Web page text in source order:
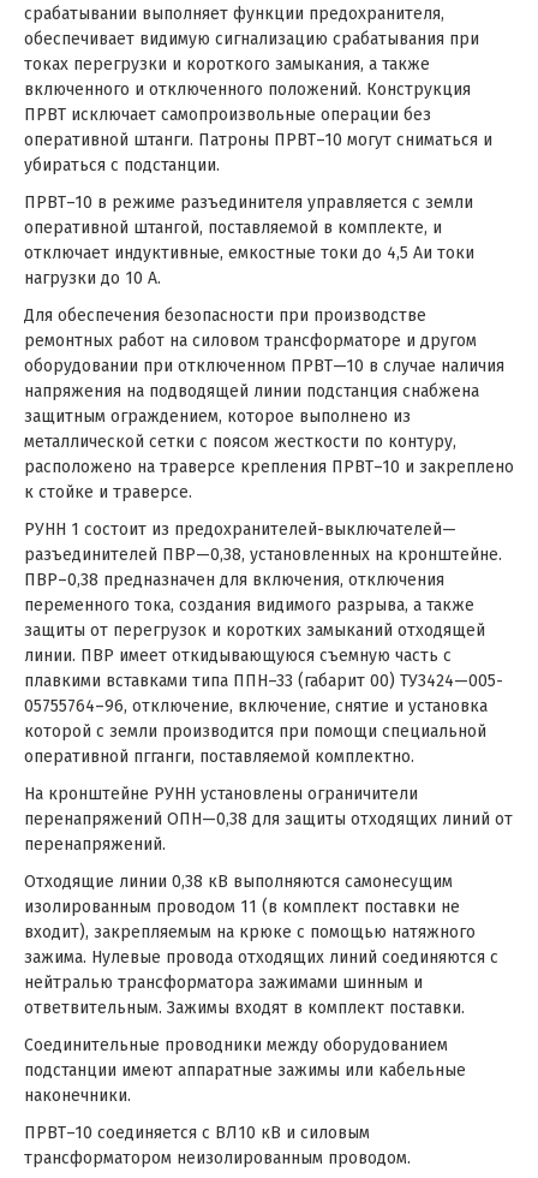
срабатывании выполняет функции предохранителя,
обеспечивает видимую сигнализацию срабатывания при
токах перегрузки и короткого замыкания, а также
включенного и отключенного положений. Конструкция
ПРВТ исключает самопроизвольные операции без
оперативной штанги. Патроны ПРВТ–10 могут сниматься и
убираться с подстанции.
ПРВТ–10 в режиме разъединителя управляется с земли
оперативной штангой, поставляемой в комплекте, и
отключает индуктивные, емкостные токи до 4,5 Аи токи
нагрузки до 10 А.
Для обеспечения безопасности при производстве
ремонтных работ на силовом трансформаторе и другом
оборудовании при отключенном ПРВТ—10 в случае наличия
напряжения на подводящей линии подстанция снабжена
защитным ограждением, которое выполнено из
металлической сетки с поясом жесткости по контуру,
расположено на траверсе крепления ПРВТ–10 и закреплено
к стойке и траверсе.
РУНН 1 состоит из предохранителей-выключателей—
разъединителей ПВР—0,38, установленных на кронштейне.
ПВР–0,38 предназначен для включения, отключения
переменного тока, создания видимого разрыва, а также
защиты от перегрузок и коротких замыканий отходящей
линии. ПВР имеет откидывающуюся съемную часть с
плавкими вставками типа ППН–33 (габарит 00) ТУ3424—005-
05755764–96, отключение, включение, снятие и установка
которой с земли производится при помощи специальной
оперативной пгганги, поставляемой комплектно.
На кронштейне РУНН установлены ограничители
перенапряжений ОПН—0,38 для защиты отходящих линий от
перенапряжений.
Отходящие линии 0,38 кВ выполняются самонесущим
изолированным проводом 11 (в комплект поставки не
входит), закрепляемым на крюке с помощью натяжного
зажима. Нулевые провода отходящих линий соединяются с
нейтралью трансформатора зажимами шинным и
ответвительным. Зажимы входят в комплект поставки.
Соединительные проводники между оборудованием
подстанции имеют аппаратные зажимы или кабельные
наконечники.
ПРВТ–10 соединяется с ВЛ10 кВ и силовым
трансформатором неизолированным проводом.